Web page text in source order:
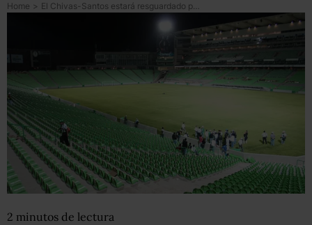
Home > El Chivas-Santos estará resguardado por mil 100 policías
2 minutos de lectura